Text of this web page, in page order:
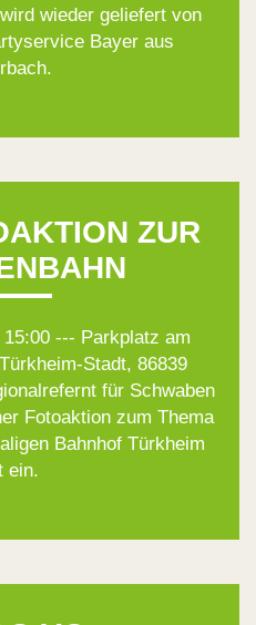
wieder geliefert von
Bayer aus
ZUR
--- Parkplatz am
Stadt, 86839
für Schwaben
Fotoaktion zum Thema
Bahnhof Türkheim
ein.